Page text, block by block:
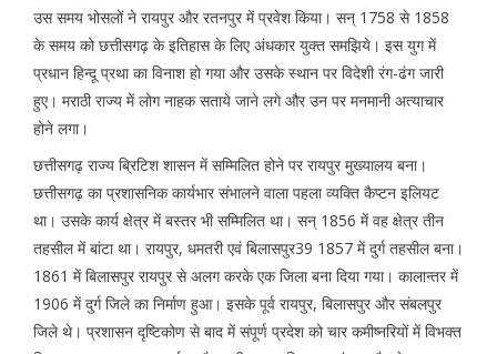
उस समय भोसलों ने रायपुर और रतनपुर में प्रवेश किया। सन् 1758 से 1858
के समय को छत्तीसगढ़ के इतिहास के लिए अंधकार युक्त समझिये। इस युग में
प्रधान हिन्दू प्रथा का विनाश हो गया और उसके स्थान पर विदेशी रंग-ढंग जारी
हुए। मराठी राज्य में लोग नाहक सताये जाने लगे और उन पर मनमानी अत्याचार
होने लगा।
छत्तीसगढ़ राज्य ब्रिटिश शासन में सम्मिलित होने पर रायपुर मुख्यालय बना।
छत्तीसगढ़ का प्रशासनिक कार्यभार संभालने वाला पहला व्यक्ति कैप्टन इलियट
था। उसके कार्य क्षेत्र में बस्तर भी सम्मिलित था। सन् 1856 में वह क्षेत्र तीन
तहसील में बांटा था। रायपुर, धमतरी एवं बिलासपुर39 1857 में दुर्ग तहसील बना।
1861 में बिलासपुर रायपुर से अलग करके एक जिला बना दिया गया। कालान्तर में
1906 में दुर्ग जिले का निर्माण हुआ। इसके पूर्व रायपुर, बिलासपुर और संबलपुर
जिले थे। प्रशासन दृष्टिकोण से बाद में संपूर्ण प्रदेश को चार कमीष्नरियों में विभक्त